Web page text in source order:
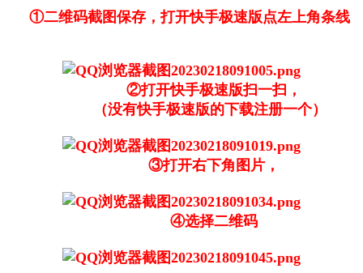
①二维码截图保存，打开快手极速版点左上角条线
②打开快手极速版扫一扫，
（没有快手极速版的下载注册一个）
③打开右下角图片，
④选择二维码